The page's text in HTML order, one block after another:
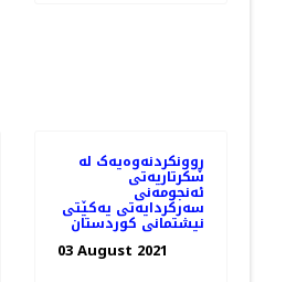
ڕوونکردنەوەیەک لە
سکرتاریەتی
ئەنجومەنی
سەرکردایەتی یەکێتی
نیشتمانی کوردستان
03 August 2021